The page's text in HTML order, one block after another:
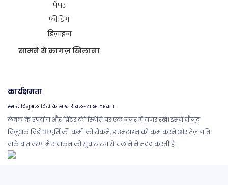
सामने से कागज़ खिलाना
कार्यक्षमता
स्मार्ट विजुअल विंडो के साथ रीयल-टाइम दृश्यता
लेबल के उपयोग और प्रिंटर की स्थिति पर एक नज़र में नज़र रखें। इसमें मौजूद
विज़ुअल विंडो आपूर्ति की कमी को रोकने, डाउनटाइम को कम करने और तेज़ गति
वाले वातावरण में संचालन को सुचारू रूप से चलाने में मदद करती है।